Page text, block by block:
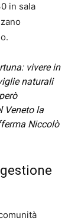
in sala
vivere in
naturali
Veneto la
Niccolò